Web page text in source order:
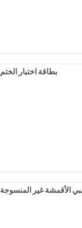
بطاقة اختبار الختم
الأقمشة غير المنسوجة